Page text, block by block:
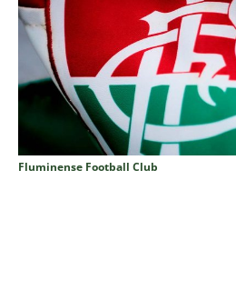
Fluminense Football Club